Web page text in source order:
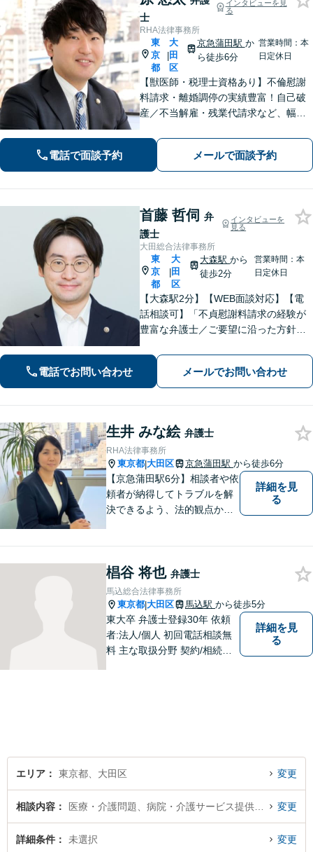
士
インタビューを見
る
RHA法律事務所
東
京
都
|
大
田
区
京急蒲田駅 か
ら徒歩6分
営業時間：本
日定休日
【獣医師・税理士資格あり】不倫慰謝
料請求・離婚調停の実績豊富！自己破
産／不当解雇・残業代請求など、幅広
数！温もりある対応をご提供します。
【中小企業顧問経験100社以上】不動産
問題、予防法務はお任せください。
電話で面談予約 メールで面談予約
首藤 哲伺 弁
護士
インタビューを
見る
大田総合法律事務所
東
京
都
|
大
田
区
大森駅から
徒歩2分
営業時間：本
日定休日
【大森駅2分】【WEB面談対応】【電
話相談可】「不貞慰謝料請求の経験が
豊富な弁護士／ご要望に沿った方針を
対応：遺産分割協議・調停から遺留分
侵害請求や相続放棄の手続きまで丁寧
にサポートいたします」【完全個室対
応】
電話でお問い合わせ メールでお問い合わせ
生井 みな絵 弁護士
RHA法律事務所
東京都|大田区 京急蒲田駅 から徒歩6分
【京急蒲田駅6分】相談者や依
頼者が納得してトラブルを解
決できるよう、法的観点から
善の解決策を共に検討したい
と考えています。 是非お気軽
にお問合せください。
詳細を見
る
椙谷 将也 弁護士
馬込総合法律事務所
東京都|大田区 馬込駅 から徒歩5分
東大卒 弁護士登録30年 依頼
者:法人/個人 初回電話相談無
料 主な取扱分野 契約/相続・
詳細を見
る
エリア 東京都、大田区 変更
相談内容 変更
詳細条件 未選択 変更